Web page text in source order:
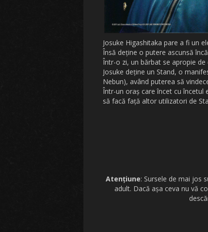
Josuke Higashitaka pare a fi un
Însă deține o putere ascunsă
Într-o zi, un bărbat se apropie de
Josuke deține un Stand, o
Nebun), având puterea să
Într-un oraș care încet cu încetul
să facă față altor utilizatori de
Atențiune: Sursele de mai jos
adult. Dacă așa ceva nu vă